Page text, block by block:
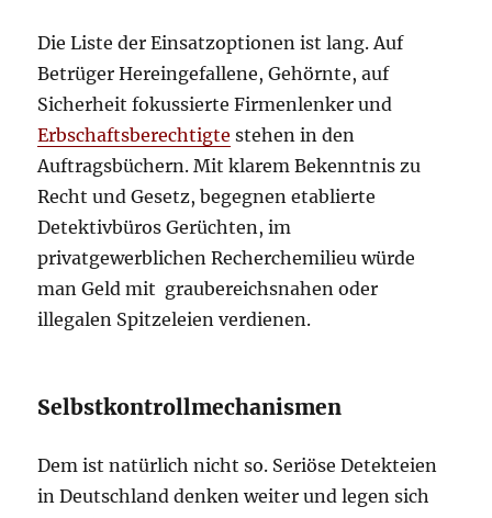
Die Liste der Einsatzoptionen ist lang. Auf
Betrüger Hereingefallene, Gehörnte, auf
Sicherheit fokussierte Firmenlenker und
Erbschaftsberechtigte stehen in den
Auftragsbüchern. Mit klarem Bekenntnis zu
Recht und Gesetz, begegnen etablierte
Detektivbüros Gerüchten, im
privatgewerblichen Recherchemilieu würde
man Geld mit graubereichsnahen oder
illegalen Spitzeleien verdienen.
Selbstkontrollmechanismen
Dem ist natürlich nicht so. Seriöse Detekteien
in Deutschland denken weiter und legen sich